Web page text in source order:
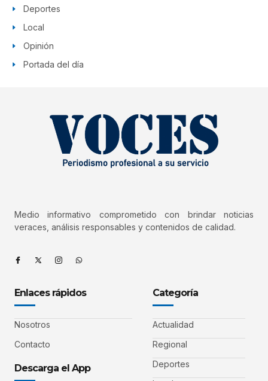
Deportes
Local
Opinión
Portada del día
Medio informativo comprometido con brindar noticias
veraces, análisis responsables y contenidos de calidad.
Enlaces rápidos
Nosotros
Contacto
Descarga el App
Categoría
Actualidad
Regional
Deportes